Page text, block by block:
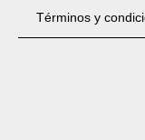
Términos y